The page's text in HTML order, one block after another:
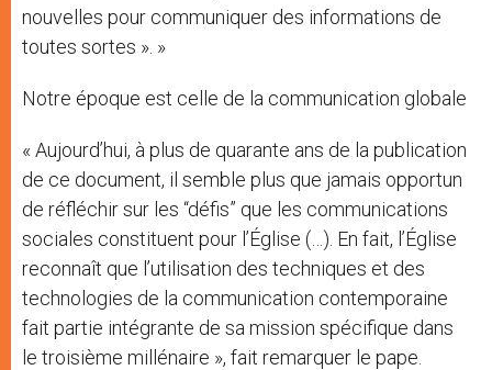
nouvelles pour communiquer des informations de
toutes sortes ». »
Notre époque est celle de la communication globale
« Aujourd’hui, à plus de quarante ans de la publication
de ce document, il semble plus que jamais opportun
de réfléchir sur les “défis” que les communications
sociales constituent pour l’Église (…). En fait, l’Église
reconnaît que l’utilisation des techniques et des
technologies de la communication contemporaine
fait partie intégrante de sa mission spécifique dans
le troisième millénaire », fait remarquer le pape.